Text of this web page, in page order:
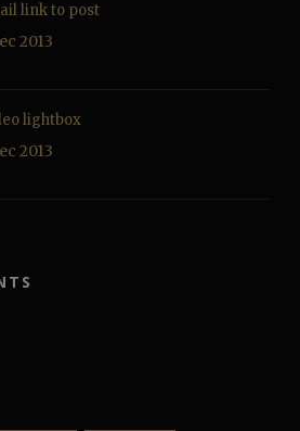
link to post
2013
lightbox
2013